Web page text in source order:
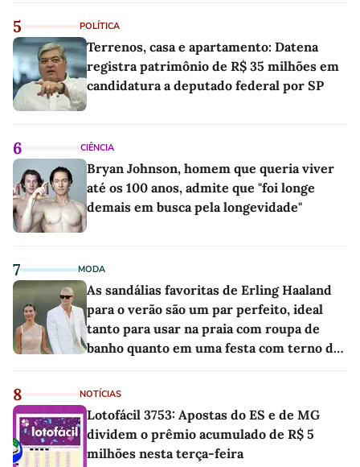
5 POLÍTICA
Terrenos, casa e apartamento: Datena
registra patrimônio de R$ 35 milhões em
candidatura a deputado federal por SP
6 CIÊNCIA
Bryan Johnson, homem que queria viver
até os 100 anos, admite que "foi longe
demais em busca pela longevidade"
7 MODA
As sandálias favoritas de Erling Haaland
para o verão são um par perfeito, ideal
tanto para usar na praia com roupa de
banho quanto em uma festa com terno de
8 NOTÍCIAS
Lotofácil 3753: Apostas do ES e de MG
dividem o prêmio acumulado de R$ 5
milhões nesta terça-feira